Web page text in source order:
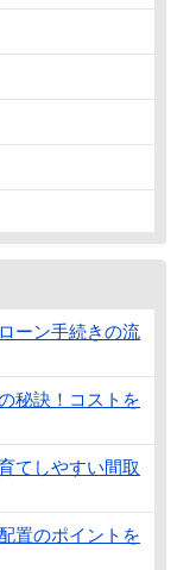
ーン手続きの流
秘訣！コストを
てしやすい間取
置のポイントを